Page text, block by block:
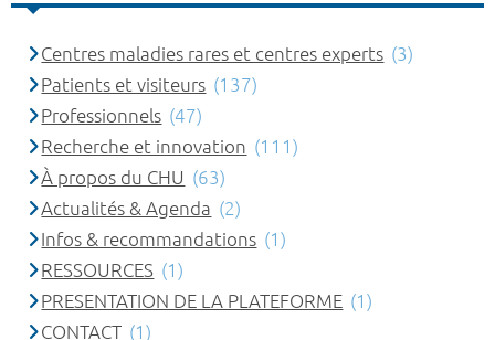
Centres maladies rares et centres experts (3)
Patients et visiteurs (137)
Professionnels (47)
Recherche et innovation (111)
À propos du CHU (63)
Actualités & Agenda (2)
Infos & recommandations (1)
RESSOURCES (1)
PRESENTATION DE LA PLATEFORME (1)
CONTACT (1)